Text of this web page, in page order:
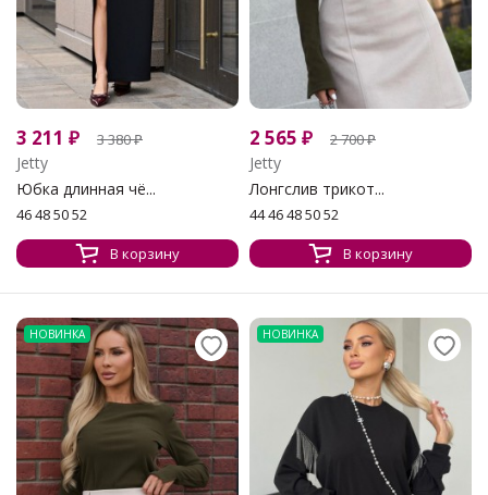
3 211 ₽ 3 380₽
Jetty
Юбка длинная чё...
46 48 50 52
В корзину
2 565 ₽ 2 700₽
Jetty
Лонгслив трикот...
44 46 48 50 52
В корзину
НОВИНКА НОВИНКА